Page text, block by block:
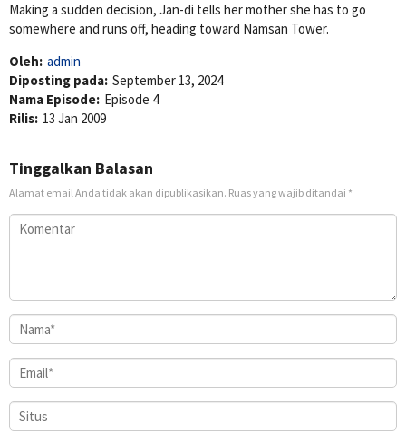
Making a sudden decision, Jan-di tells her mother she has to go
somewhere and runs off, heading toward Namsan Tower.
Oleh: admin
Diposting pada: September 13, 2024
Nama Episode: Episode 4
Rilis: 13 Jan 2009
Tinggalkan Balasan
Alamat email Anda tidak akan dipublikasikan. Ruas yang wajib ditandai *